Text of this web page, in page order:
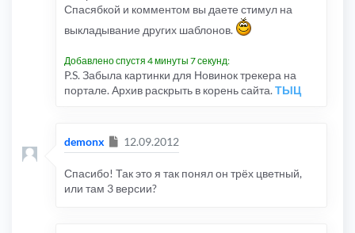
Спасябкой и комментом вы даете стимул на
выкладывание других шаблонов.
Добавлено спустя 4 минуты 7 секунд:
P.S. Забыла картинки для Новинок трекера на
портале. Архив раскрыть в корень сайта.ТЫЦ
demonx Сообщение
12.09.2012
Спасибо! Так это я так понял он трёх цветный,
или там 3 версии?